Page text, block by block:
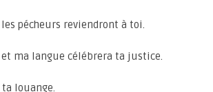
pécheurs reviendront à toi.
ma langue célébrera ta justice.
louange.